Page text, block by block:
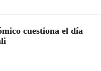
cuestiona el día